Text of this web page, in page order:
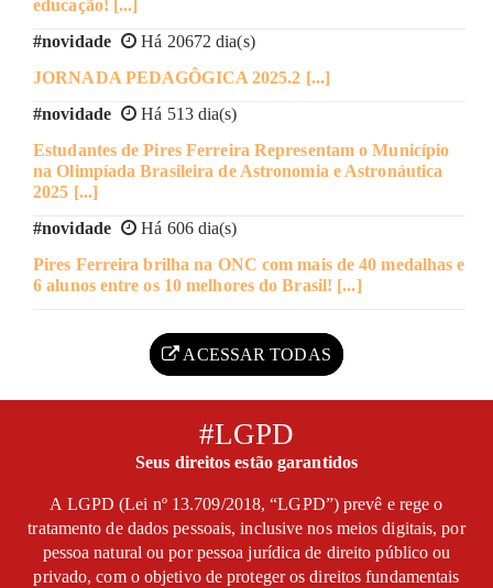
LRF
educação! [...]
#novidade
Há 20672 dia(s)
JORNADA PEDAGÔGICA 2025.2 [...]
#novidade
Há 513 dia(s)
Estudantes de Pires Ferreira Representam o Município
na Olimpíada Brasileira de Astronomia e Astronáutica
2025 [...]
#novidade
Há 606 dia(s)
Pires Ferreira brilha na ONC com mais de 40 medalhas e
6 alunos entre os 10 melhores do Brasil! [...]
ACESSAR TODAS
#LGPD
Seus direitos estão garantidos
A LGPD (Lei nº 13.709/2018, “LGPD”) prevê e rege o
tratamento de dados pessoais, inclusive nos meios digitais, por
pessoa natural ou por pessoa jurídica de direito público ou
privado, com o objetivo de proteger os direitos fundamentais